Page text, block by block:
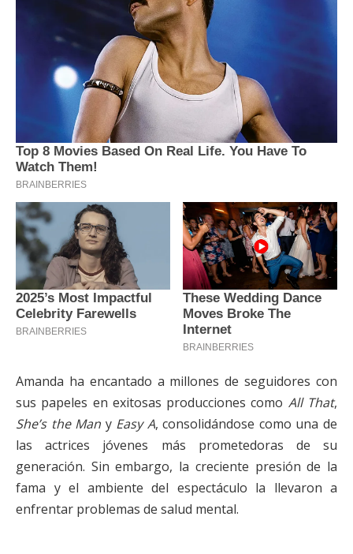
Amanda ha encantado a millones de seguidores con
sus papeles en exitosas producciones como All That,
She’s the Man y Easy A, consolidándose como una de
las actrices jóvenes más prometedoras de su
generación. Sin embargo, la creciente presión de la
fama y el ambiente del espectáculo la llevaron a
enfrentar problemas de salud mental.